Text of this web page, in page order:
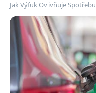
Jak Výfuk Ovlivňuje